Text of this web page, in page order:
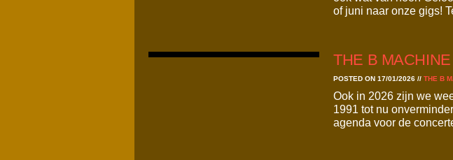
of juni naar onze gigs!
THE B
POSTED ON 17/01/2026//THE B
Ook in 2026 zijn we
1991 tot nu
agenda voor de